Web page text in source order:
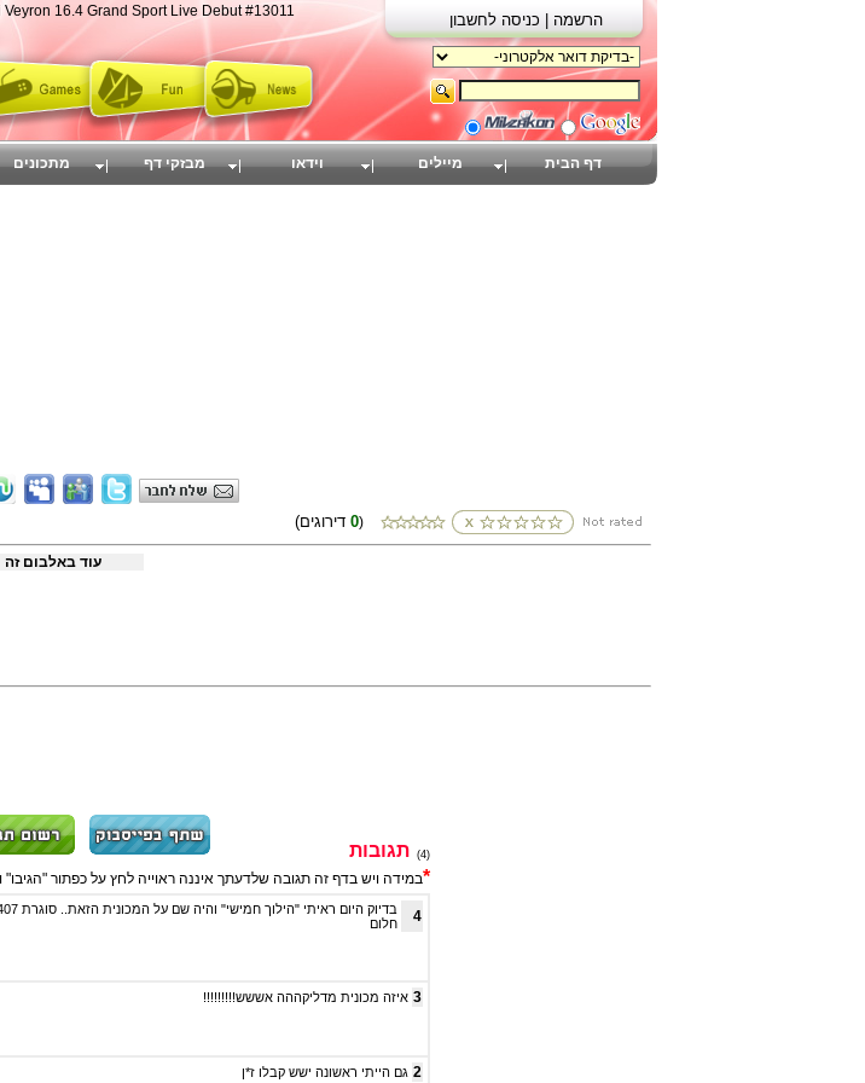
Veyron 16.4 Grand Sport Live Debut #13011
0)
עוד באלבום זה
(4)
תגובות
*במידה ויש בדף זה תגובה שלדעתך איננה ראוייה לחץ על כפתור
חלום
4
איזה מכונית מדליקההה אששש!!!!!!!!! 3
גם הייתי ראשונה ישש קבלו ז*ן 2
דף הבית מיילים וידאו מבזקי דף מתכונים
הרשמה | כניסה לחשבון